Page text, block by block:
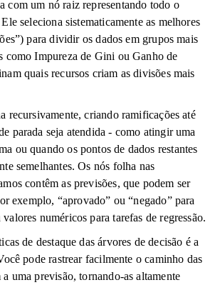
com um nó raiz representando todo o
seleciona sistematicamente as melhores
para dividir os dados em grupos mais
como Impureza de Gini ou Ganho de
quais recursos criam as divisões mais
recursivamente, criando ramificações até
parada seja atendida - como atingir uma
ou quando os pontos de dados restantes
semelhantes. Os nós folha nas
contêm as previsões, que podem ser
exemplo, “aprovado” ou “negado” para
numéricos para tarefas de regressão.
de destaque das árvores de decisão é a
pode rastrear facilmente o caminho das
uma previsão, tornando-as altamente